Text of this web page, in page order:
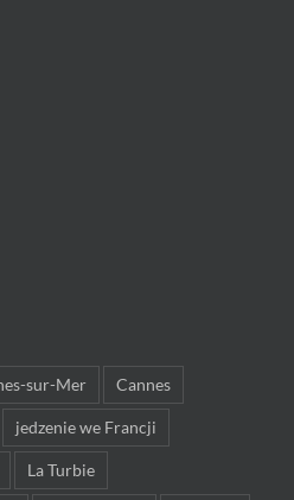
sur-Mer Cannes
jedzenie we Francji
La Turbie